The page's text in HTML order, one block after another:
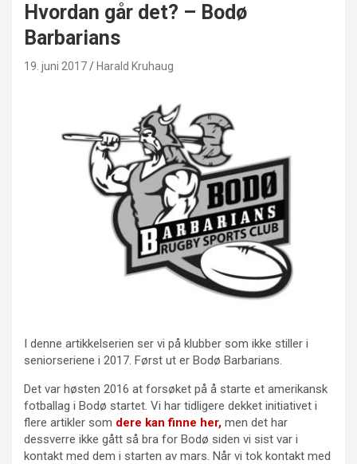
Hvordan går det? – Bodø
Barbarians
19. juni 2017 Harald Kruhaug
I denne artikkelserien ser vi på klubber som ikke stiller i
seniorseriene i 2017. Først ut er Bodø Barbarians.
Det var høsten 2016 at forsøket på å starte et amerikansk
fotballag i Bodø startet. Vi har tidligere dekket initiativet i
flere artikler som dere kan finne her, men det har
dessverre ikke gått så bra for Bodø siden vi sist var i
kontakt med dem i starten av mars. Når vi tok kontakt med